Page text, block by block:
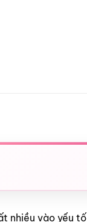
nhiều vào yếu tố